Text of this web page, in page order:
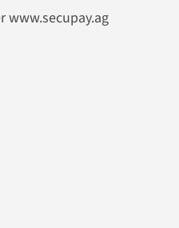
www.secupay.ag